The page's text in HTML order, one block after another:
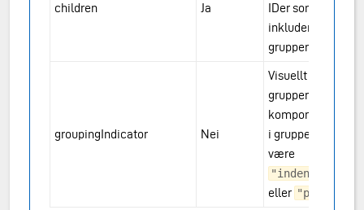
children Ja
IDer som
inkluderes i
gruppen.
groupingIndicator Nei
Visuellt
grupperer
komponentene
i gruppen. Kan
være
"indented"
eller "panel"